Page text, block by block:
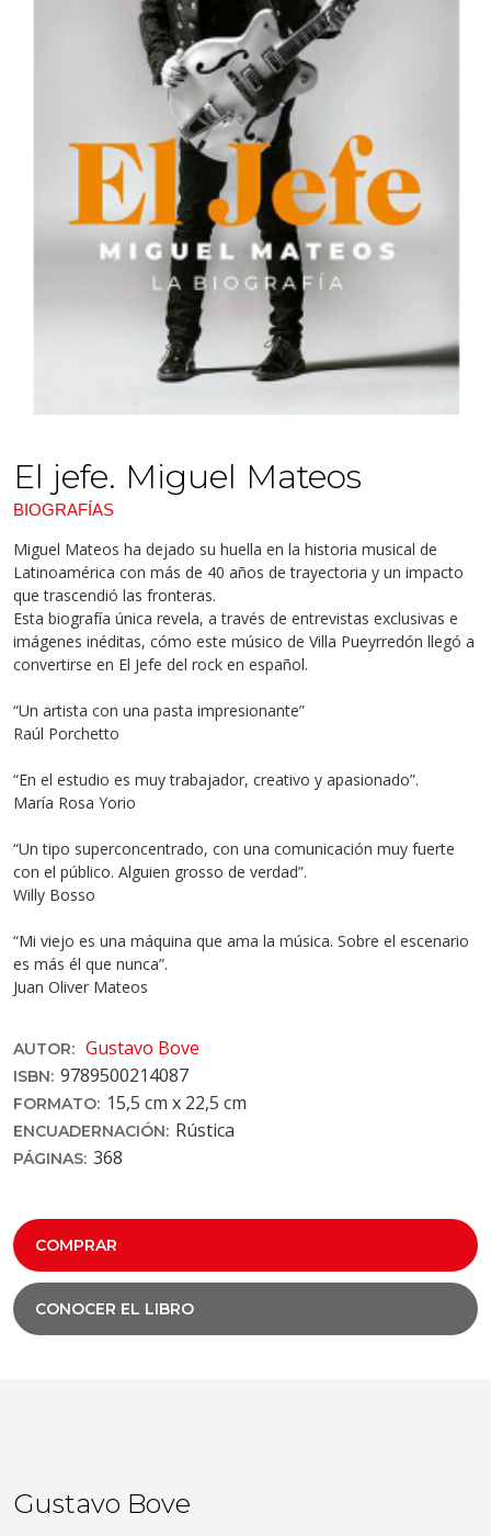
El jefe. Miguel Mateos
BIOGRAFÍAS
Miguel Mateos ha dejado su huella en la historia musical de
Latinoamérica con más de 40 años de trayectoria y un impacto
que trascendió las fronteras.
Esta biografía única revela, a través de entrevistas exclusivas e
imágenes inéditas, cómo este músico de Villa Pueyrredón llegó a
convertirse en El Jefe del rock en español.
“Un artista con una pasta impresionante”
Raúl Porchetto
“En el estudio es muy trabajador, creativo y apasionado”.
María Rosa Yorio
“Un tipo superconcentrado, con una comunicación muy fuerte
con el público. Alguien grosso de verdad”.
Willy Bosso
“Mi viejo es una máquina que ama la música. Sobre el escenario
es más él que nunca”.
Juan Oliver Mateos
AUTOR: Gustavo Bove
ISBN: 9789500214087
FORMATO: 15,5 cm x 22,5 cm
ENCUADERNACIÓN: Rústica
PÁGINAS: 368
COMPRAR
CONOCER EL LIBRO
Gustavo Bove